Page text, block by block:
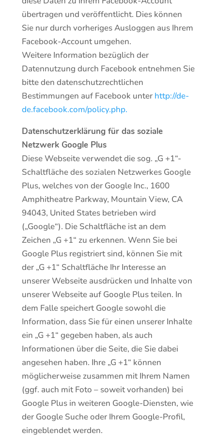
übertragen und veröffentlicht. Dies können
Sie nur durch vorheriges Ausloggen aus Ihrem
Facebook-Account umgehen.
Weitere Information bezüglich der
Datennutzung durch Facebook entnehmen Sie
bitte den datenschutzrechtlichen
Bestimmungen auf Facebook unter http://de-
de.facebook.com/policy.php.
Datenschutzerklärung für das soziale
Netzwerk Google Plus
Diese Webseite verwendet die sog. „G +1“-
Schaltfläche des sozialen Netzwerkes Google
Plus, welches von der Google Inc., 1600
Amphitheatre Parkway, Mountain View, CA
94043, United States betrieben wird
(„Google“). Die Schaltfläche ist an dem
Zeichen „G +1“ zu erkennen. Wenn Sie bei
Google Plus registriert sind, können Sie mit
der „G +1“ Schaltfläche Ihr Interesse an
unserer Webseite ausdrücken und Inhalte von
unserer Webseite auf Google Plus teilen. In
dem Falle speichert Google sowohl die
Information, dass Sie für einen unserer Inhalte
ein „G +1“ gegeben haben, als auch
Informationen über die Seite, die Sie dabei
angesehen haben. Ihre „G +1“ können
möglicherweise zusammen mit Ihrem Namen
(ggf. auch mit Foto – soweit vorhanden) bei
Google Plus in weiteren Google-Diensten, wie
der Google Suche oder Ihrem Google-Profil,
eingeblendet werden.